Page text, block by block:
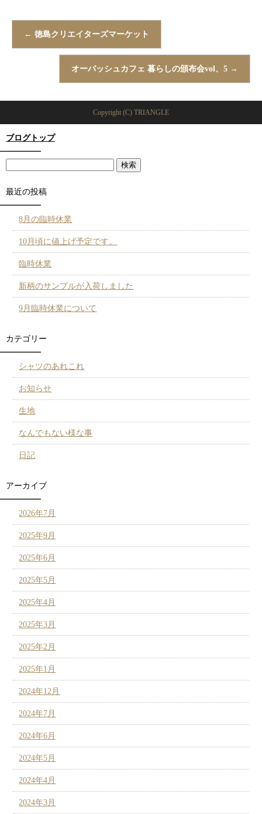
← 徳島クリエイターズマーケット
オーバッシュカフェ 暮らしの頒布会vol、5 →
Copyright (C) TRIANGLE
ブログトップ
最近の投稿
8月の臨時休業
10月頃に値上げ予定です。
臨時休業
新柄のサンプルが入荷しました
9月臨時休業について
カテゴリー
シャツのあれこれ
お知らせ
生地
なんでもない様な事
日記
アーカイブ
2026年7月
2025年9月
2025年6月
2025年5月
2025年4月
2025年3月
2025年2月
2025年1月
2024年12月
2024年7月
2024年6月
2024年5月
2024年4月
2024年3月